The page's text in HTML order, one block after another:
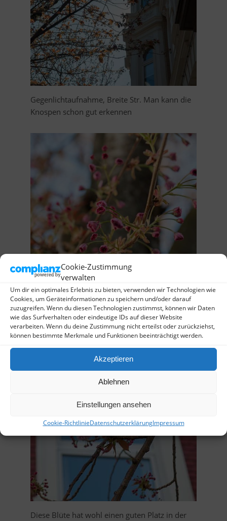
Cookie-Zustimmung
verwalten
Um dir ein optimales Erlebnis zu bieten, verwenden wir Technologien wie
Cookies, um Geräteinformationen zu speichern und/oder darauf
zuzugreifen. Wenn du diesen Technologien zustimmst, können wir Daten
wie das Surfverhalten oder eindeutige IDs auf dieser Website
verarbeiten. Wenn du deine Zustimmung nicht erteilst oder zurückziehst,
können bestimmte Merkmale und Funktionen beeinträchtigt werden.
Akzeptieren
Ablehnen
Einstellungen ansehen
Cookie-RichtlinieDatenschutzerklärungImpressum
Gegenlichtaufnahme, Breite Str. Man kann die
Knospen schon gut erkennen
Nahaufnahme, heute
Diese Blüte hat wohl einen guten Platz in der